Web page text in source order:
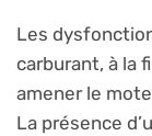
Les
carburant, à la
amener le
La présence